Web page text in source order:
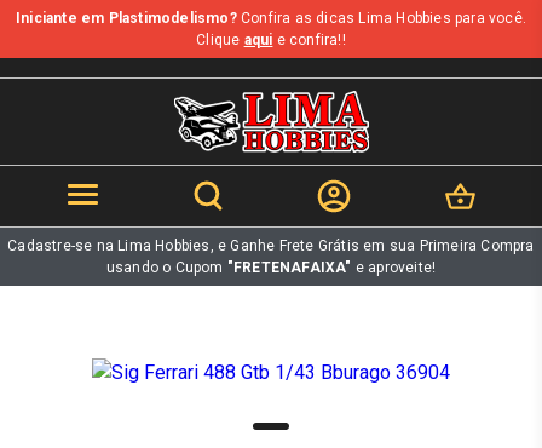
b
Iniciante em Plastimodelismo?Confira as dicas Lima Hobbies para você.
Clique aqui e confira!!
Cadastre-se na Lima Hobbies, e Ganhe Frete Grátis em sua Primeira Compra
usando o Cupom "FRETENAFAIXA" e aproveite!